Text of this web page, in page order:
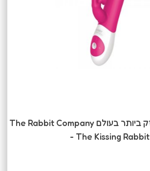
ויברטור נטען החזק ביותר בעולם The Rabbit Company
- The Kissing Rabbit